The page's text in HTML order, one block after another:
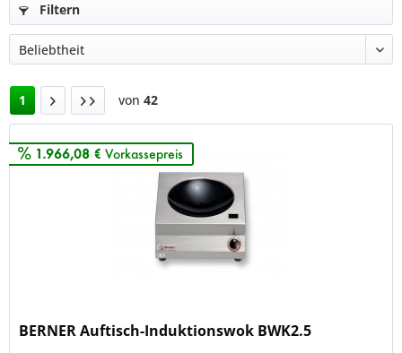
Filtern
1 von 42
1.966,08 € Vorkassepreis
BERNER Auftisch-Induktionswok BWK2.5